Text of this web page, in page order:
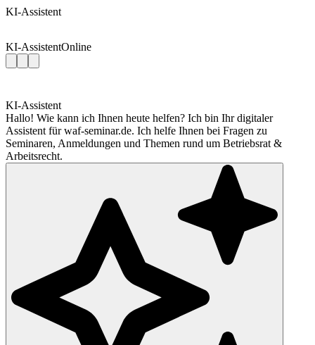
KI-Assistent
KI-AssistentOnline
KI-Assistent
Hallo! Wie kann ich Ihnen heute helfen? Ich bin Ihr digitaler
Assistent für waf-seminar.de. Ich helfe Ihnen bei Fragen zu
Seminaren, Anmeldungen und Themen rund um Betriebsrat &
Arbeitsrecht.